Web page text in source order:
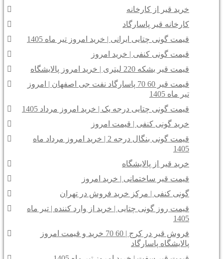
خرید قیر از کارخانه
کارخانه قیر پاسارگاد
قیمت گونی چتایی ایرانی | خرید امروز تیر ماه 1405
قیمت گونی کنفی | خرید امروز
قیمت قیر بشکه 220 لیتری | خرید امروز پالایشگاه
قیمت قیر 60 70 پاسارگاد نفت جی اصفهان | امروز
تیر ماه 1405
قیمت گونی چتایی درجه یک | خرید امروز مرداد 1405
خرید گونی کنفی | قیمت امروز
قیمت گونی بنگال درجه 2 | خرید امروز مرداد ماه
1405
خرید قیر از پالایشگاه
قیمت قیر ساختمانی | خرید امروز
گونی کنفی | مرکز خرید فروش در تهران
قیمت روز گونی چتایی | خرید از وارد کننده | تیر ماه
1405
فروش قیر در کرج | 60 70 خرید و قیمت امروز
پالایشگاه پاسارگاد